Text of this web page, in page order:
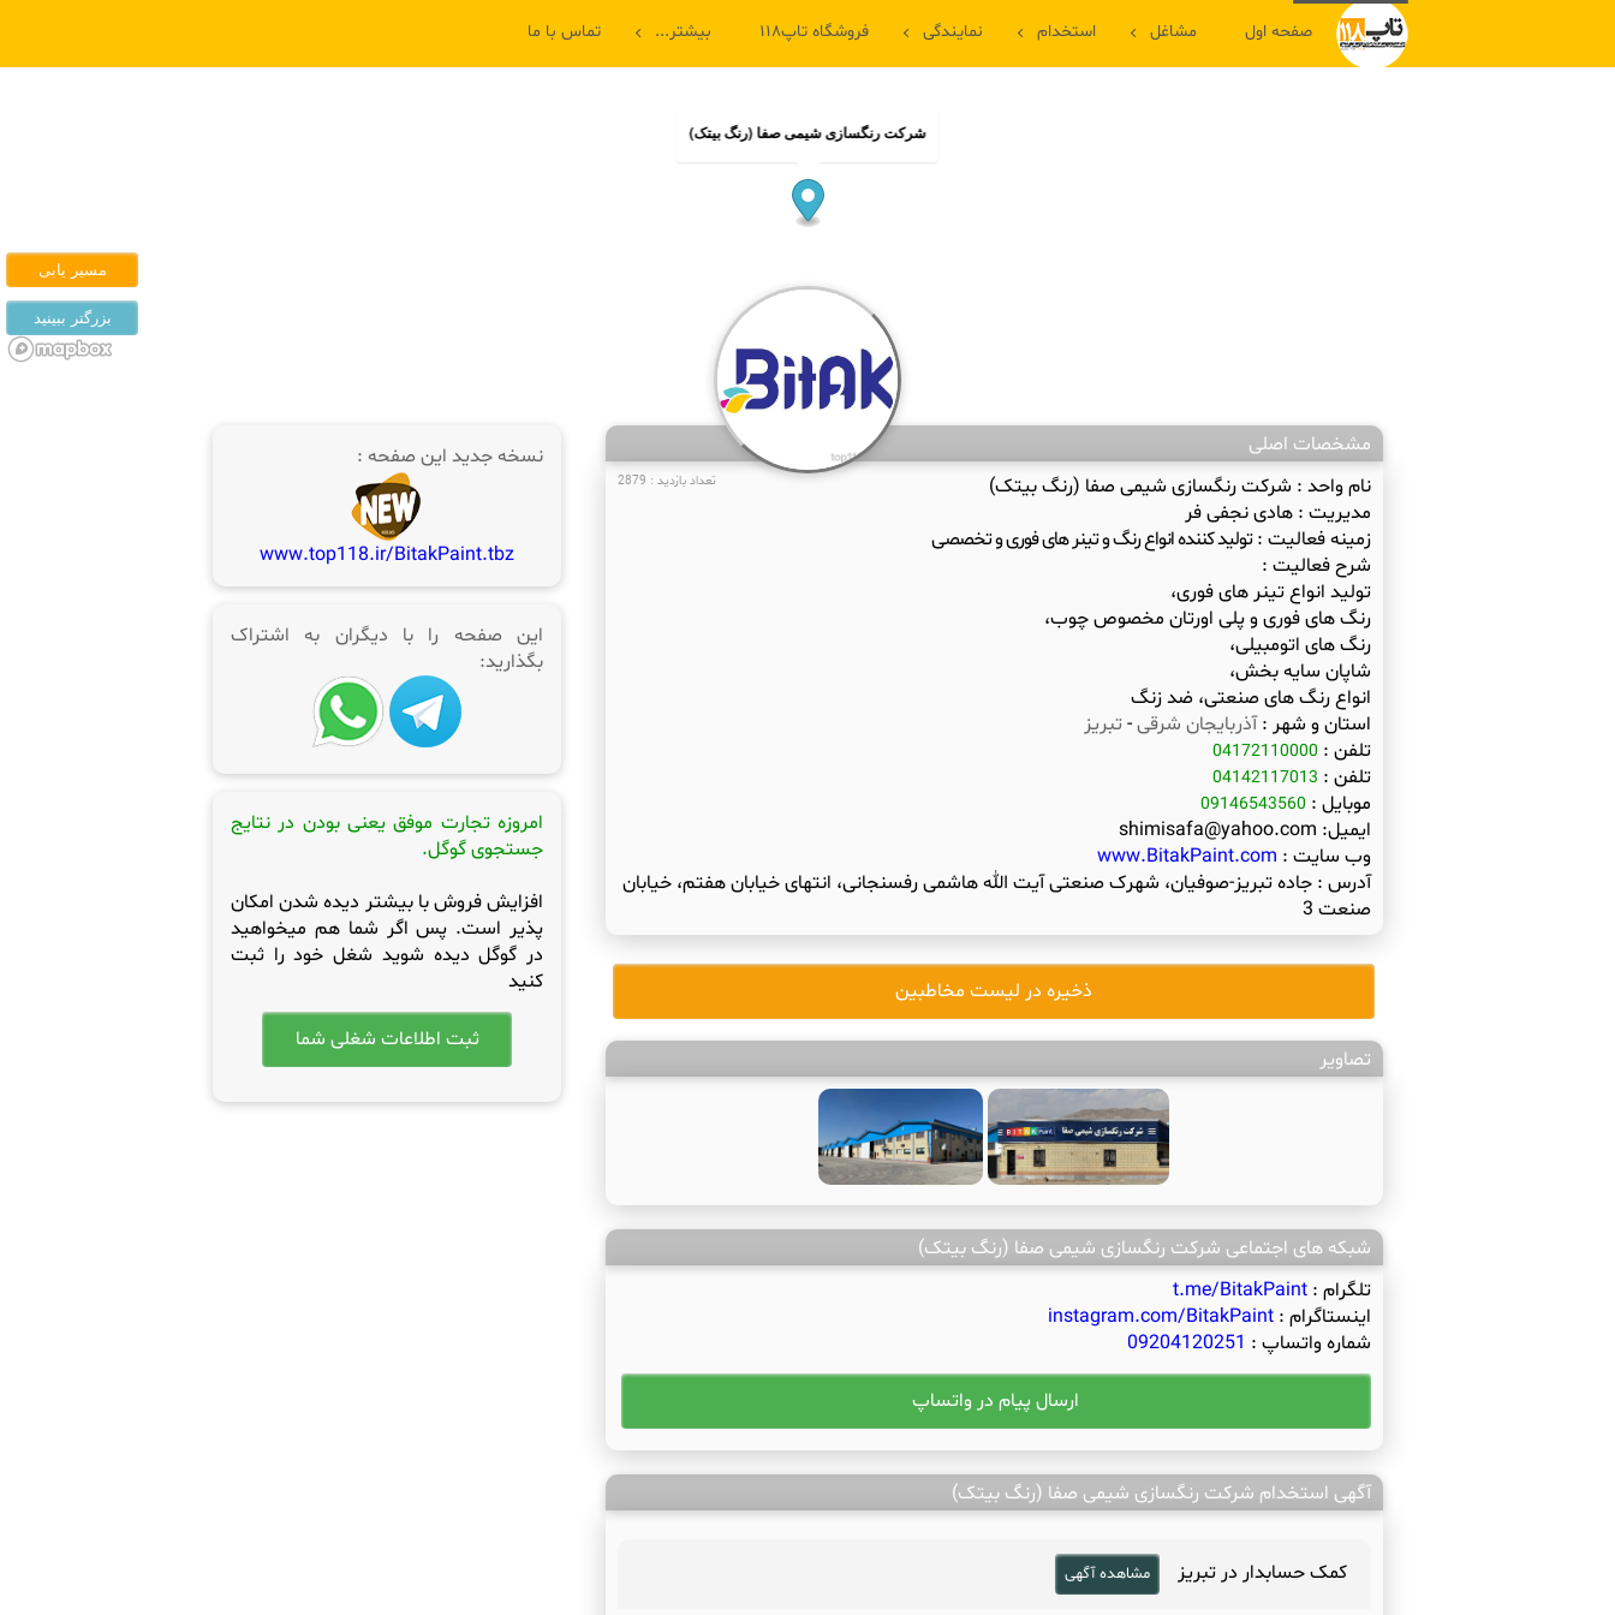
صفحه اول مشاغل استخدام نمایندگی فروشگاه تاپ۱۱۸ بیشتر... تماس با ما
شرکت رنگسازی شیمی صفا (رنگ بیتک)
مشخصات اصلی
تعداد بازدید : 2879 نام واحد : شرکت رنگسازی شیمی صفا (رنگ بیتک)
مدیریت :هادی نجفی فر
زمینه فعالیت :تولید کننده انواع رنگ و تینر های فوری و تخصصی
شرح فعالیت :
انواع رنگ های صنعتی، ضد زنگ
استان و شهر :آذربایجان شرقی- تبریز
تلفن : 04172110000
تلفن : 04142117013
موبایل : 09146543560
ایمیل: shimisafa@yahoo.com
وب سایت : www.BitakPaint.com
آدرس :جاده تبریز-صوفیان، شهرک صنعتی آیت الله هاشمی رفسنجانی، انتهای خیابان هفتم، خیابان
صنعت 3
ذخیره در لیست مخاطبین
تصاویر
شبکه های اجتماعی شرکت رنگسازی شیمی صفا (رنگ بیتک)
تلگرام :t.me/BitakPaint
اینستاگرام :instagram.com/BitakPaint
شماره واتساپ : 09204120251
ارسال پیام در واتساپ
آگهی استخدام شرکت رنگسازی شیمی صفا (رنگ بیتک)
کمک حسابدار در تبریز
نسخه جدید این صفحه :
www.top118.ir/BitakPaint.tbz
این صفحه را با دیگران به اشتراک
بگذارید:
امروزه تجارت موفق یعنی بودن در نتایج
جستجوی گوگل.
افزایش فروش با بیشتر دیده شدن امکان
پذیر است. پس اگر شما هم میخواهید
در گوگل دیده شوید شغل خود را ثبت
کنید